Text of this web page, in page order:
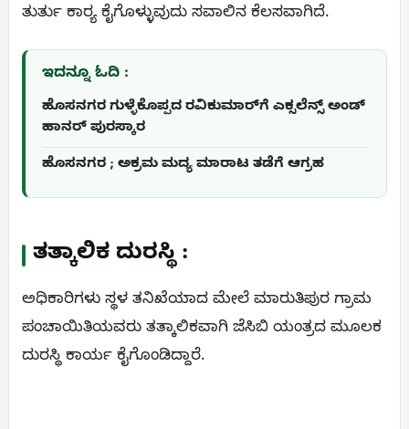
ತುರ್ತು ಕಾರ‍್ಯ ಕೈಗೊಳ್ಳುವುದು ಸವಾಲಿನ ಕೆಲಸವಾಗಿದೆ.
ಇದನ್ನೂ ಓದಿ :
ಹೊಸನಗರ ಗುಳ್ಳೆಕೊಪ್ಪದ ರವಿಕುಮಾರ್‌ಗೆ ಎಕ್ಸಲೆನ್ಸ್ ಅಂಡ್
ಹಾನರ್ ಪುರಸ್ಕಾರ
ಹೊಸನಗರ ; ಅಕ್ರಮ ಮದ್ಯ ಮಾರಾಟ ತಡೆಗೆ ಆಗ್ರಹ
ತತ್ಕಾಲಿಕ ದುರಸ್ಥಿ :
ಅಧಿಕಾರಿಗಳು ಸ್ಥಳ ತನಿಖೆಯಾದ ಮೇಲೆ ಮಾರುತಿಪುರ ಗ್ರಾಮ
ಪಂಚಾಯಿತಿಯವರು ತತ್ಕಾಲಿಕವಾಗಿ ಜೆಸಿಬಿ ಯಂತ್ರದ ಮೂಲಕ
ದುರಸ್ಥಿ ಕಾರ್ಯ ಕೈಗೊಂಡಿದ್ದಾರೆ.